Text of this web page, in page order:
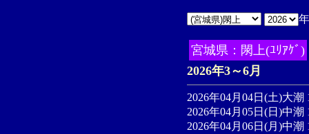
宮城県：閖上(ﾕﾘｱｹﾞ)
2026年3～6月
2026年04月04日(土)大潮
2026年04月05日(日)中潮
2026年04月06日(月)中潮